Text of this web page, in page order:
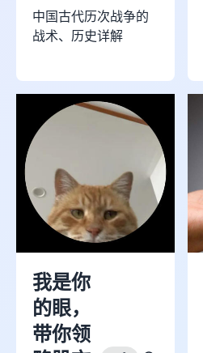
中国古代历次战争的
战术、历史详解
我是你
的眼，
带你领